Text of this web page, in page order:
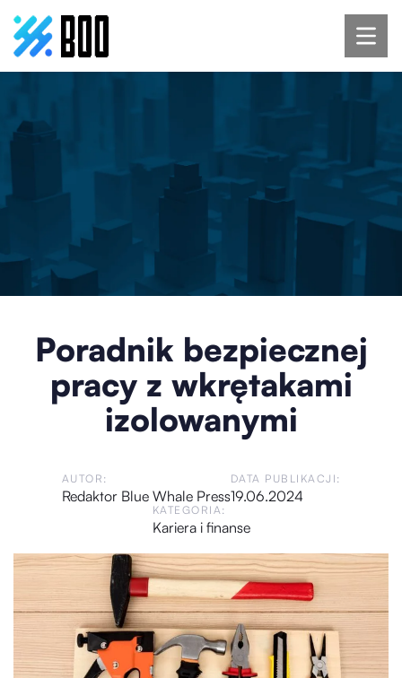
Poradnik bezpiecznej
pracy z wkrętakami
izolowanymi
AUTOR:
Redaktor Blue Whale Press
DATA PUBLIKACJI:
19.06.2024
KATEGORIA:
Kariera i finanse